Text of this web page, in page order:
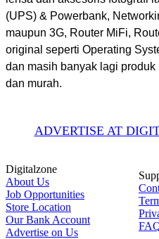
(UPS) & Powerbank,
maupun 3G, Router MiFi,
original seperti Operating
dan masih banyak lagi
dan murah.
ADVERTISE AT
Digitalzone
About Us
Job Opportunities
Store Location
Our Bank Account
Advertise on Us